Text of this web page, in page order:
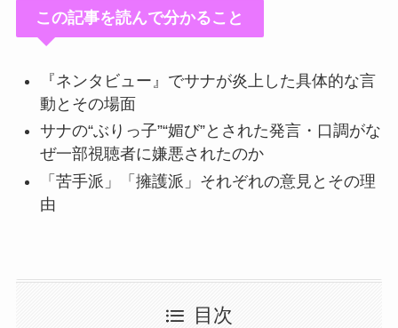
この記事を読んで分かること
『ネンタビュー』でサナが炎上した具体的な言
動とその場面
サナの“ぶりっ子”“媚び”とされた発言・口調がな
ぜ一部視聴者に嫌悪されたのか
「苦手派」「擁護派」それぞれの意見とその理
由
目次